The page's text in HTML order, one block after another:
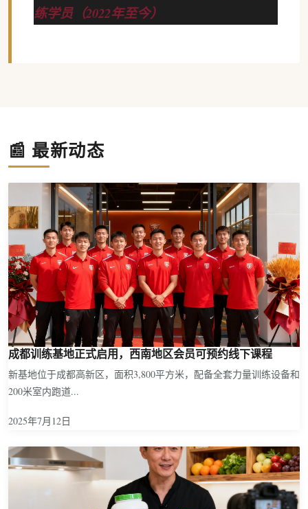
练学员（2022年至今）
📰 最新动态
成都训练基地正式启用，西南地区会员可预约线下课程
新基地位于成都高新区，面积3,800平方米，配备全套力量训练设备和
200米室内跑道...
2025年7月12日